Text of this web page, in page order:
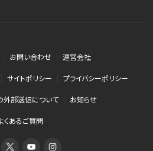
お問い合わせ 運営会社
サイトポリシー プライバシーポリシー
外部送信について お知らせ
くあるご質問